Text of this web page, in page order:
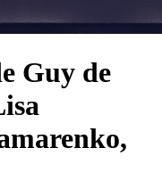
Guy de